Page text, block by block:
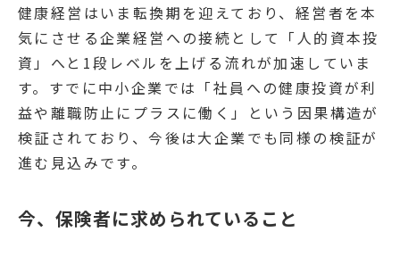
健康経営はいま転換期を迎えており、経営者を本
気にさせる企業経営への接続として「人的資本投
資」へと1段レベルを上げる流れが加速していま
す。すでに中小企業では「社員への健康投資が利
益や離職防止にプラスに働く」という因果構造が
検証されており、今後は大企業でも同様の検証が
進む見込みです。
今、保険者に求められていること